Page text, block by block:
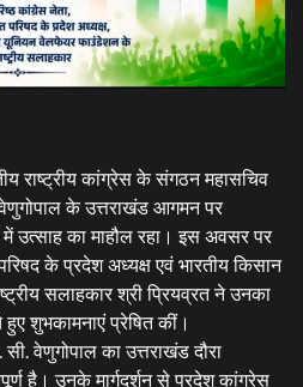
राष्ट्रीय कांग्रेस के संगठन महासचिव
के उत्तराखंड आगमन पर
उत्साह का माहौल रहा। इस अवसर पर
के प्रदेश अध्यक्ष एवं भारतीय किसान
सलाहकार श्री प्रियव्रत ने उनका
हुए शुभकामनाएं प्रेषित कीं।
वेणुगोपाल का उत्तराखंड दौरा
है। उनके मार्गदर्शन से प्रदेश कांग्रेस